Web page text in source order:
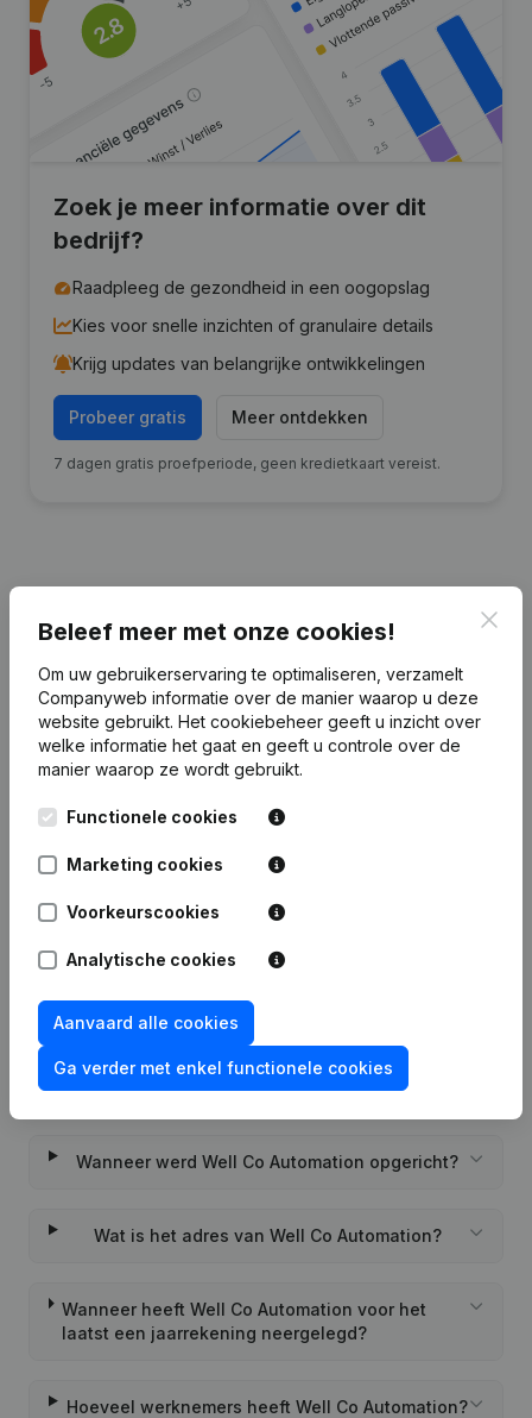
Zoek je meer informatie over dit
bedrijf?
Raadpleeg de gezondheid in een oogopslag
Kies voor snelle inzichten of granulaire details
Krijg updates van belangrijke ontwikkelingen
Probeer gratis Meer ontdekken
7 dagen gratis proefperiode, geen kredietkaart vereist.
Datum Publicatie
02-06-2026
Rubriek Oprichting (Nieuwe
Rechtspersoon, Opening Bijkantoor,
enz...)
Veelgestelde vragen
Automation?
Wat is het PEPPOL ID van Well Co Automation?
Wanneer werd Well Co Automation opgericht?
Wat is het adres van Well Co Automation?
Wanneer heeft Well Co Automation voor het
laatst een jaarrekening neergelegd?
Hoeveel werknemers heeft Well Co Automation?
Beleef meer met onze cookies!
Om uw gebruikerservaring te optimaliseren, verzamelt
Companyweb informatie over de manier waarop u deze
website gebruikt. Het cookiebeheer geeft u inzicht over
welke informatie het gaat en geeft u controle over de
manier waarop ze wordt gebruikt.
Functionele cookies
Marketing cookies
Voorkeurscookies
Analytische cookies
Aanvaard alle cookies
Ga verder met enkel functionele cookies